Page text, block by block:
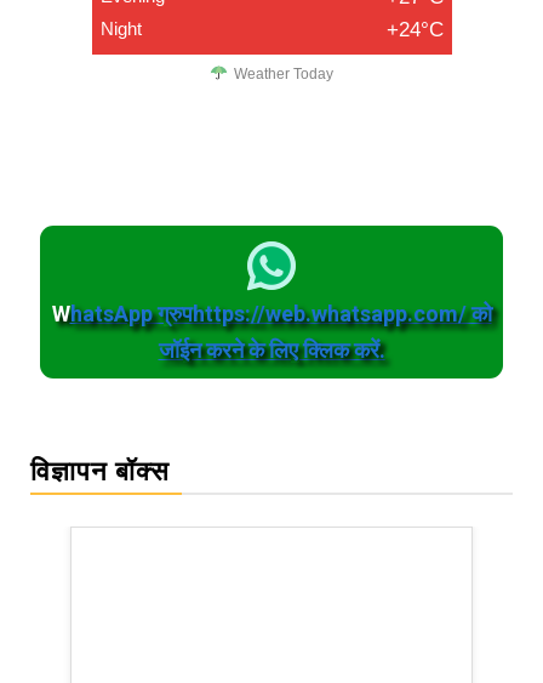
Night +24°C
Weather Today
WhatsApp ग्रुपhttps://web.whatsapp.com/ को
जॉईन करने के लिए क्लिक करें.
विज्ञापन बॉक्स